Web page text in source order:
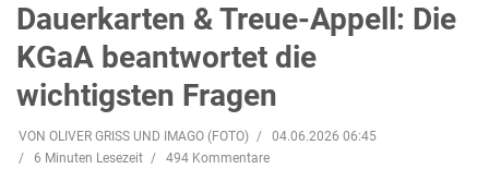
Dauerkarten & Treue-Appell: Die
KGaA beantwortet die
wichtigsten Fragen
VON OLIVER GRISS UND IMAGO (FOTO)
04.06.2026 06:45
6 Minuten Lesezeit
494 Kommentare